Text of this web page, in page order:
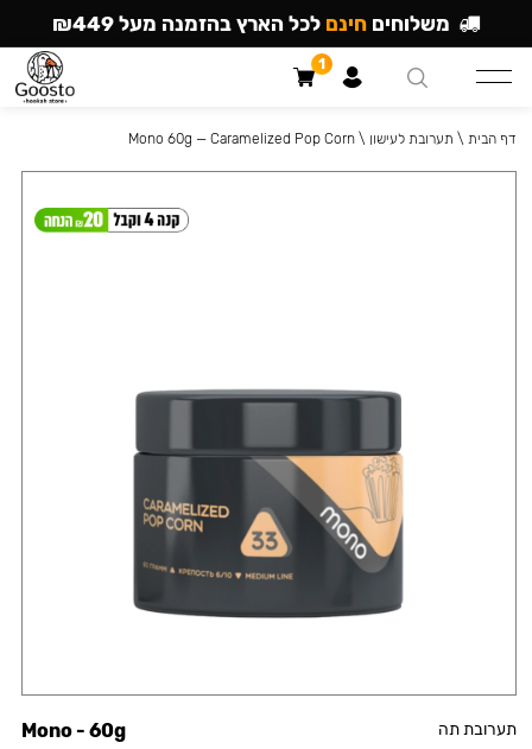
תערובת תה Mono - 60g
דף הבית \ תערובת לעישון \
Mono 60g — Caramelized Pop Corn
משלוחים חינם לכל הארץ בהזמנה מעל ₪449
1